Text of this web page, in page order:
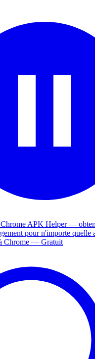
APK Helper —
pour n'importe quelle
Chrome — Gratuit